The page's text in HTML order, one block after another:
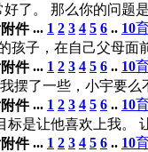
了。 那么你的问题
... 1 2 3 4 5 6 .. 10
子，在自己父母面
... 1 2 3 4 5 6 .. 10
摆了一些，小宇要么
... 1 2 3 4 5 6 .. 10
是让他喜欢上我。
... 1 2 3 4 5 6 .. 10